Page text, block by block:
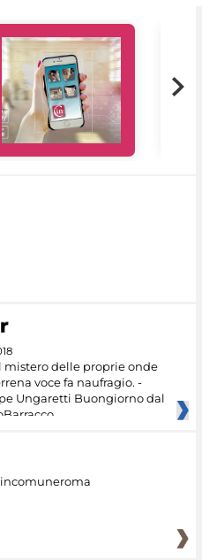
mistero delle proprie onde
voce fa naufragio. -
Ungaretti Buongiorno dal